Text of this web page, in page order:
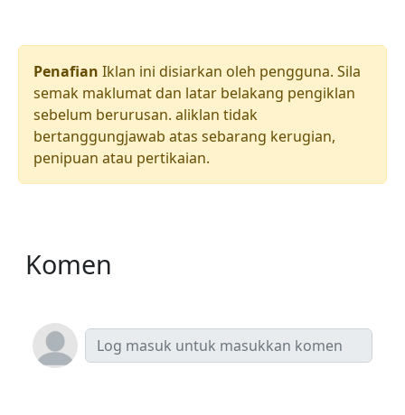
Penafian Iklan ini disiarkan oleh pengguna. Sila
semak maklumat dan latar belakang pengiklan
sebelum berurusan. aliklan tidak
bertanggungjawab atas sebarang kerugian,
penipuan atau pertikaian.
Komen